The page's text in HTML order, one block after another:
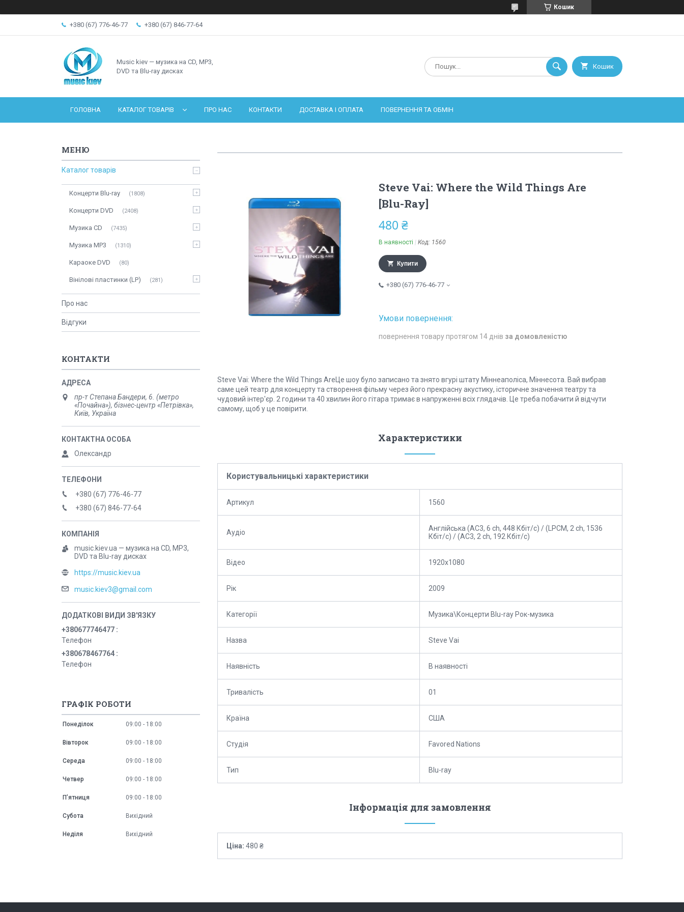
Кошик
+380 (67) 776-46-77 +380 (67) 846-77-64
Music kiev — музика на CD, MP3,
DVD та Blu-ray дисках
Кошик
ГОЛОВНА КАТАЛОГ ТОВАРІВ ПРО НАС КОНТАКТИ ДОСТАВКА І ОПЛАТА ПОВЕРНЕННЯ ТА ОБМІН
Steve Vai: Where the Wild Things Are
[Blu-Ray]
480 ₴
В наявності Код: 1560
Купити
+380 (67) 776-46-77
повернення товару протягом 14 днів за домовленістю
Steve Vai: Where the Wild Things AreЦе шоу було записано та знято вгурі штату Міннеаполіса, Міннесота. Вай вибрав
саме цей театр для концерту та створення фільму через його прекрасну акустику, історичне значення театру та
чудовий інтер'єр. 2 години та 40 хвилин його гітара тримає в напруженні всіх глядачів. Це треба побачити й відчути
самому, щоб у це повірити.
Характеристики
Користувальницькі характеристики
Артикул 1560
Аудіо
Англійська (АС3, 6 ch, 448 Кбіт/с) / (LPCM, 2 ch, 1536
Кбіт/с) / (АС3, 2 ch, 192 Кбіт/с)
Відео 1920x1080
Рік 2009
Категорії Музика\Концерти Blu-ray Рок-музика
Назва Steve Vai
Наявність В наявності
Тривалість 01
Країна США
Студія Favored Nations
Тип Blu-ray
Інформація для замовлення
Ціна: 480 ₴
Каталог товарів
Концерти Blu-ray 1808
Концерти DVD 2408
Музика CD 7435
Музика MP3 1310
Караоке DVD 80
Вінілові пластинки (LP) 281
Про нас
Відгуки
КОНТАКТИ
пр-т Степана Бандери, 6. (метро
«Почайна»), бізнес-центр «Петрівка»,
Київ, Україна
Олександр
+380 (67) 776-46-77
+380 (67) 846-77-64
music.kiev.ua — музика на CD, MP3,
DVD та Blu-ray дисках
https://music.kiev.ua
music.kiev3@gmail.com
+380677746477
Телефон
+380678467764
Телефон
ГРАФІК РОБОТИ
Понеділок 09:00 18:00
Вівторок 09:00 18:00
Середа 09:00 18:00
Четвер 09:00 18:00
Пʼятниця 09:00 18:00
Субота Вихідний
Неділя Вихідний